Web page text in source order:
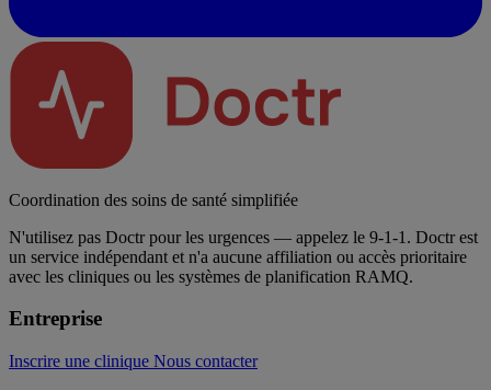
Coordination des soins de santé simplifiée
N'utilisez pas Doctr pour les urgences — appelez le 9-1-1. Doctr est
un service indépendant et n'a aucune affiliation ou accès prioritaire
avec les cliniques ou les systèmes de planification RAMQ.
Entreprise
Inscrire une clinique Nous contacter